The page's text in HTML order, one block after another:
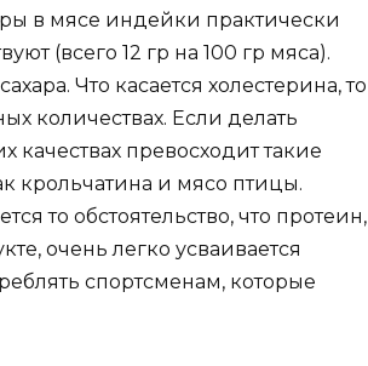
в мясе индейки практически
(всего 12 гр на 100 гр мяса).
Что касается холестерина, то
количествах. Если делать
превосходит такие
крольчатина и мясо птицы.
то обстоятельство, что протеин,
очень легко усваивается
спортсменам, которые